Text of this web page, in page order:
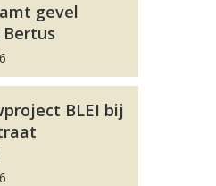
gevel
BLEI bij